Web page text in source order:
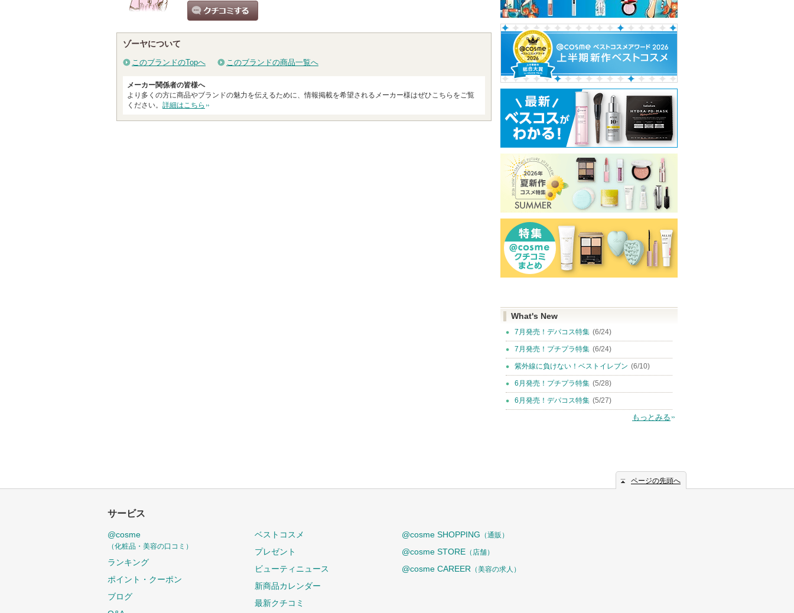
ゾーヤについて
このブランドのTopへ このブランドの商品一覧へ
メーカー関係者の皆様へ
より多くの方に商品やブランドの魅力を伝えるために、情報掲載を希望されるメーカー様はぜひこちらをご覧
ください。 詳細はこちら
What's New
7月発売！デパコス特集 (6/24)
7月発売！プチプラ特集 (6/24)
紫外線に負けない！ベストイレブン (6/10)
6月発売！プチプラ特集 (5/28)
6月発売！デパコス特集 (5/27)
もっとみる
ページの先頭へ
サービス
@cosme
（化粧品・美容の口コミ）
ランキング
ポイント・クーポン
ブログ
ベストコスメ
プレゼント
ビューティニュース
新商品カレンダー
最新クチコミ
@cosme SHOPPING （通販）
@cosme STORE （店舗）
@cosme CAREER （美容の求人）